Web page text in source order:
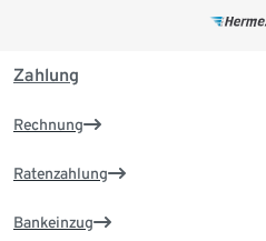
Zahlung
Rechnung
Ratenzahlung
Bankeinzug